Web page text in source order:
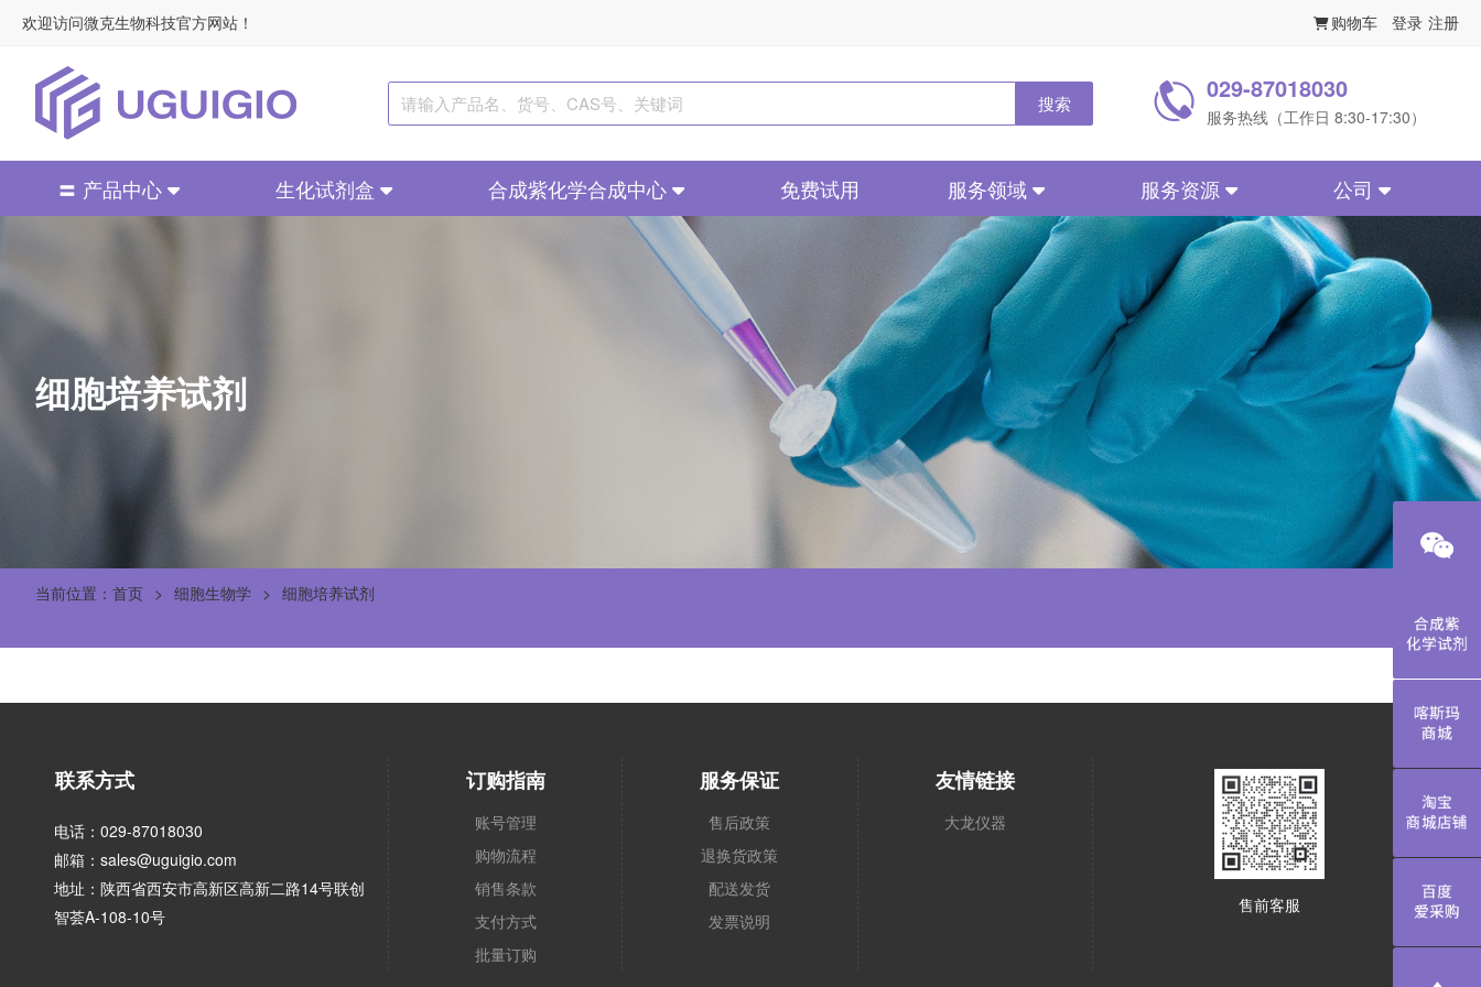
欢迎访问微克生物科技官方网站！ 购物车 登录 注册
搜索
029-87018030
服务热线（工作日 8:30-17:30）
〓 产品中心 生化试剂盒 合成紫化学合成中心 免费试用 服务领域 服务资源 公司
细胞培养试剂
当前位置：首页 细胞生物学 细胞培养试剂
联系方式
电话：029-87018030
邮箱：sales@uguigio.com
地址：陕西省西安市高新区高新二路14号联创
智荟A-108-10号
订购指南
账号管理
购物流程
销售条款
支付方式
批量订购
服务保证
售后政策
退换货政策
配送发货
发票说明
友情链接
大龙仪器
售前客服
合成紫化
喀斯玛商
淘宝商城
百度爱采购